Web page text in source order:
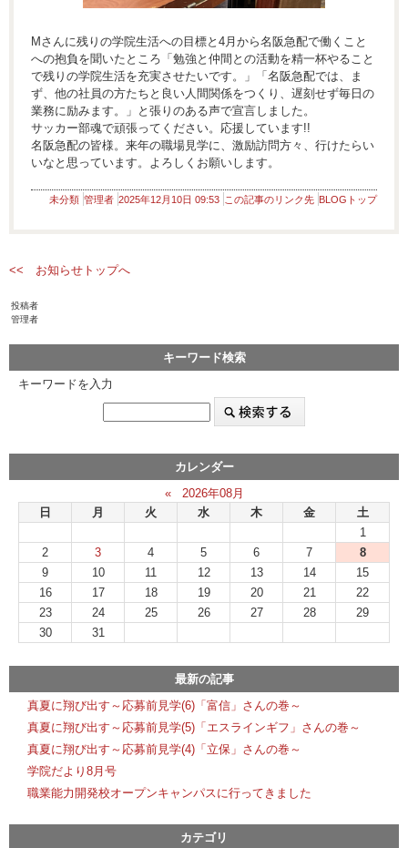
Mさんに残りの学院生活への目標と4月から名阪急配で働くこと
への抱負を聞いたところ「勉強と仲間との活動を精一杯やること
で残りの学院生活を充実させたいです。」「名阪急配では、ま
ず、他の社員の方たちと良い人間関係をつくり、遅刻せず毎日の
業務に励みます。」と張りのある声で宣言しました。
サッカー部魂で頑張ってください。応援しています!!
名阪急配の皆様。来年の職場見学に、激励訪問方々、行けたらい
いなと思っています。よろしくお願いします。
未分類 管理者 2025年12月10日 09:53 この記事のリンク先 BLOGトップ
<< お知らせトップへ
投稿者
管理者
キーワード検索
キーワードを入力
カレンダー
«
2026年08月
日
月 火 水 木 金
土
1
2
3 4 5 6 7
8
9
10 11 12 13 14
15
16
17 18 19 20 21
22
23
24 25 26 27 28
29
30
31
最新の記事
真夏に翔び出す～応募前見学(6)「富信」さんの巻～
真夏に翔び出す～応募前見学(5)「エスラインギフ」さんの巻～
真夏に翔び出す～応募前見学(4)「立保」さんの巻～
学院だより8月号
職業能力開発校オープンキャンパスに行ってきました
カテゴリ